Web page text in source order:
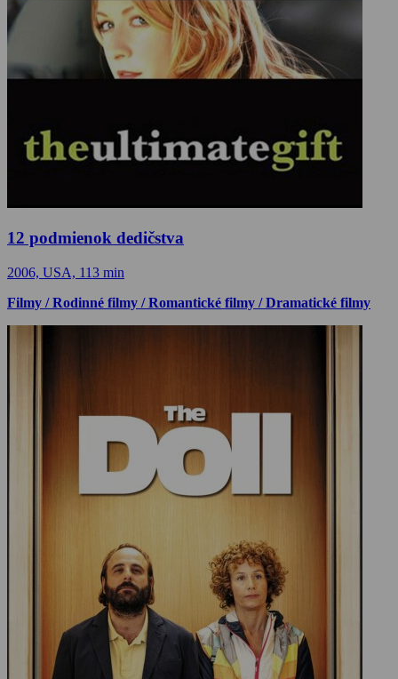
12 podmienok dedičstva
2006, USA, 113 min
Filmy / Rodinné filmy / Romantické filmy / Dramatické filmy